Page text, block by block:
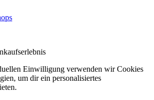
Einwilligung verwenden wir Cookies
um dir ein personalisiertes